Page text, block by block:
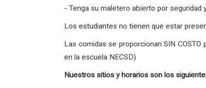
- Tenga su maletero abierto por seguridad
Los estudiantes no tienen que estar
Las comidas se proporcionan SIN
en la escuela NECSD)
Nuestros sitios y horarios son los